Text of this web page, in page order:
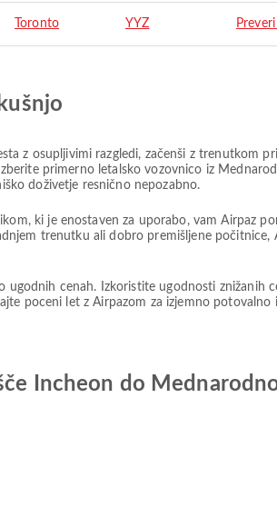
Toronto YYZ
z osupljivimi razgledi, začenši z trenutkom
primerno letalsko vozovnico iz
doživetje resnično nepozabno.
ki je enostaven za uporabo, vam Airpaz
trenutku ali dobro premišljene počitnice,
cenah. Izkoristite ugodnosti znižanih
poceni let z Airpazom za izjemno potovalno
Incheon do